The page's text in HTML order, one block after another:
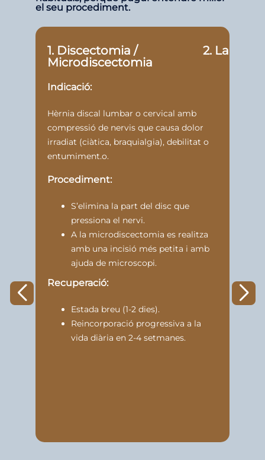
el seu procediment.
1. Discectomia /
Microdiscectomia
Indicació:
Hèrnia discal lumbar o cervical amb
compressió de nervis que causa dolor
irradiat (ciàtica, braquialgia), debilitat o
entumiment.o.
Procediment:
S’elimina la part del disc que
pressiona el nervi.
A la microdiscectomia es realitza
amb una incisió més petita i amb
ajuda de microscopi.
Recuperació:
Estada breu (1-2 dies).
Reincorporació progressiva a la
vida diària en 2-4 setmanes.
2.